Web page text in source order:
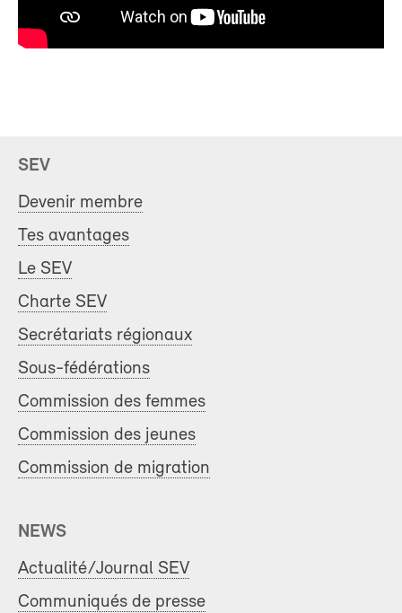
SEV
Devenir membre
Tes avantages
Le SEV
Charte SEV
Secrétariats régionaux
Sous-fédérations
Commission des femmes
Commission des jeunes
Commission de migration
NEWS
Actualité/Journal SEV
Communiqués de presse